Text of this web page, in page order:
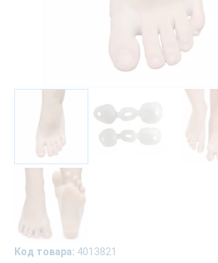
Код товара: 4013821